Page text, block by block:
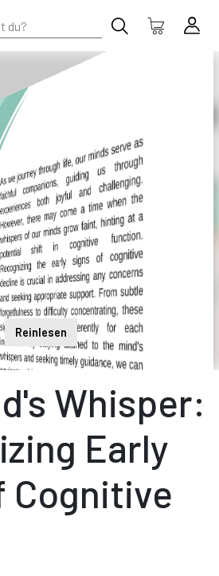
Reinlesen
Whisper:
Early
Cognitive